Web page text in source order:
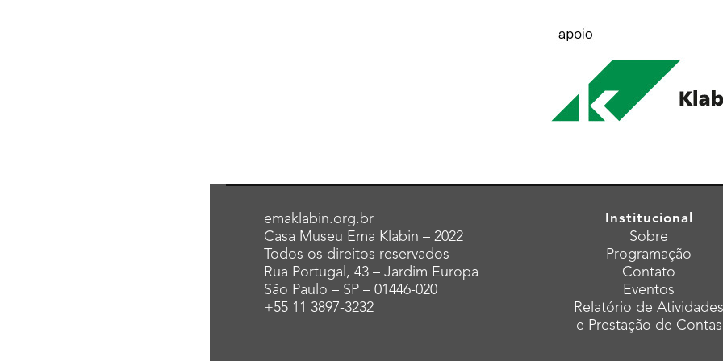
emaklabin.org.br
Casa Museu Ema Klabin – 2022
Todos os direitos reservados
Rua Portugal, 43 – Jardim Europa
São Paulo – SP – 01446-020
+55 11 3897-3232
Institucional
Sobre
Programação
Contato
Eventos
Relatório de Atividades
e Prestação de Contas